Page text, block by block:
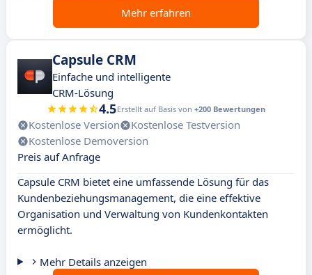
Mehr erfahren
Capsule CRM
Einfache und intelligente
CRM-Lösung
4.5Erstellt auf Basis von +200 Bewertungen
Kostenlose Version
Kostenlose Testversion
Kostenlose Demoversion
Preis auf Anfrage
Capsule CRM bietet eine umfassende Lösung für das
Kundenbeziehungsmanagement, die eine effektive
Organisation und Verwaltung von Kundenkontakten
ermöglicht.
Mehr Details anzeigen